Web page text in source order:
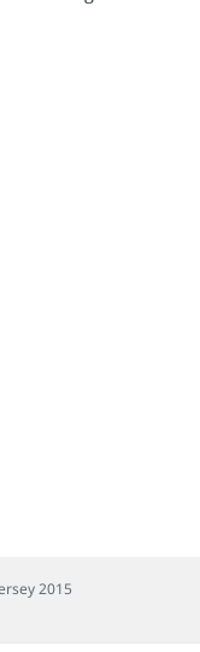
2015
2015